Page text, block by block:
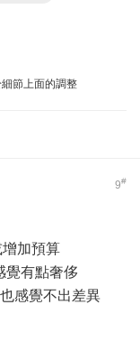
節上面的調整
9#
加預算
覺有點奢侈
感覺不出差異